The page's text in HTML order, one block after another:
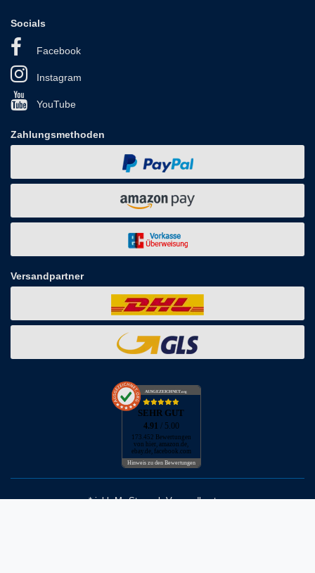
Socials
Facebook
Instagram
YouTube
Zahlungsmethoden
Versandpartner
AUSGEZEICHNET.org
SEHR GUT
4.91 / 5.00
173.452 Bewertungen
von hier, amazon.de,
ebay.de, facebook.com
Hinweis zu den Bewertungen
* inkl. MwSt. zzgl. Versandkosten